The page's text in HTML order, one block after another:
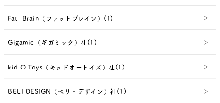
Fat Brain（ファットブレイン）(1)
Gigamic（ギガミック）社(1)
kid O Toys（キッドオートイズ）社(1)
BELI DESIGN（べリ・デザイン）社(1)